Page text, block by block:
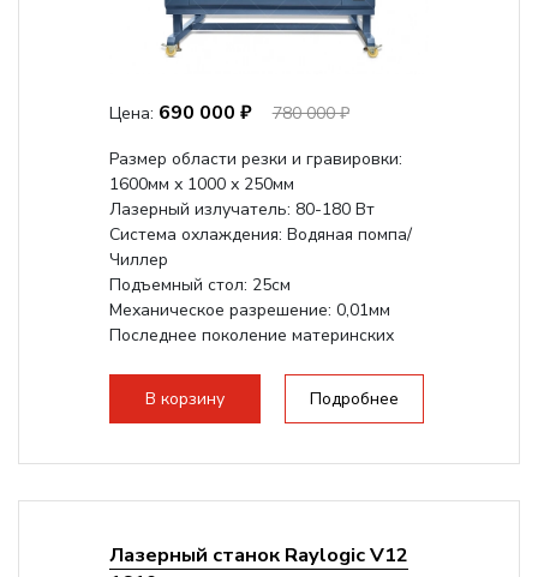
Цена: 690 000 ₽
780 000 ₽
Размер области резки и гравировки:
1600мм х 1000 х 250мм
Лазерный излучатель: 80-180 Вт
Система охлаждения: Водяная помпа/
Чиллер
Подъемный стол: 25см
Механическое разрешение: 0,01мм
Последнее поколение материнских
В корзину Подробнее
Лазерный станок Raylogic V12